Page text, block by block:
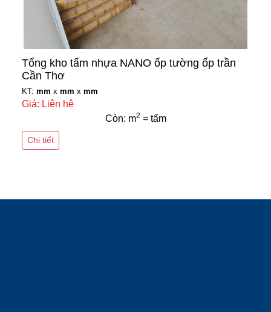
Tổng kho tấm nhựa NANO ốp tường ốp trần
Cần Thơ
KT: mm x mm x mm
Giá: Liên hệ
Còn: m2 = tấm
Chi tiết